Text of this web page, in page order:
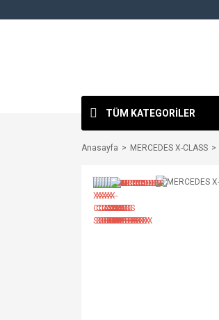
TÜM KATEGORİLER
Anasayfa MERCEDES X-CLASS